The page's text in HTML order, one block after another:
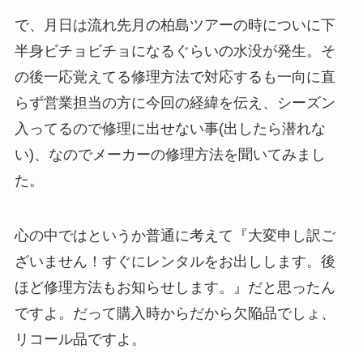
で、月日は流れ先月の柏島ツアーの時についに下
半身ビチョビチョになるぐらいの水没が発生。そ
の後一応覚えてる修理方法で対応するも一向に直
らず営業担当の方に今回の経緯を伝え、シーズン
入ってるので修理に出せない事(出したら潜れな
い)、なのでメーカーの修理方法を聞いてみまし
た。
心の中ではというか普通に考えて『大変申し訳ご
ざいません！すぐにレンタルをお出しします。後
ほど修理方法もお知らせします。』だと思ったん
ですよ。だって購入時からだから欠陥品でしょ、
リコール品ですよ。